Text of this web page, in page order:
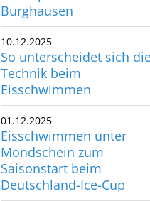
10.12.2025
So unterscheidet sich die
Technik beim
Eisschwimmen
Eisschwimmen unter
Mondschein zum
Saisonstart beim
Deutschland-Ice-Cup